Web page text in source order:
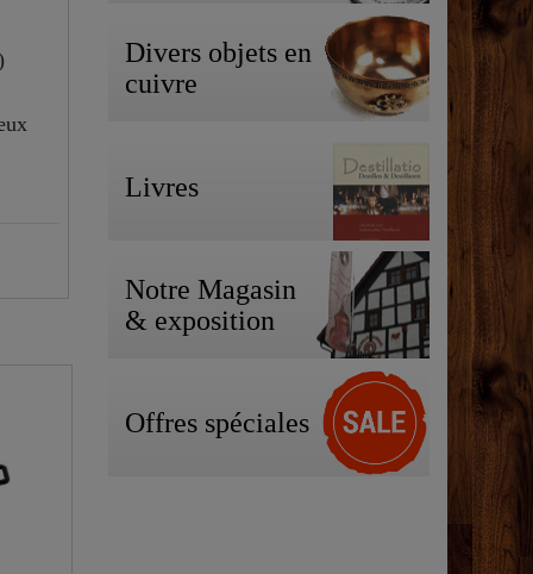
Divers objets en
cuivre
Livres
Notre Magasin
& exposition
Offres spéciales